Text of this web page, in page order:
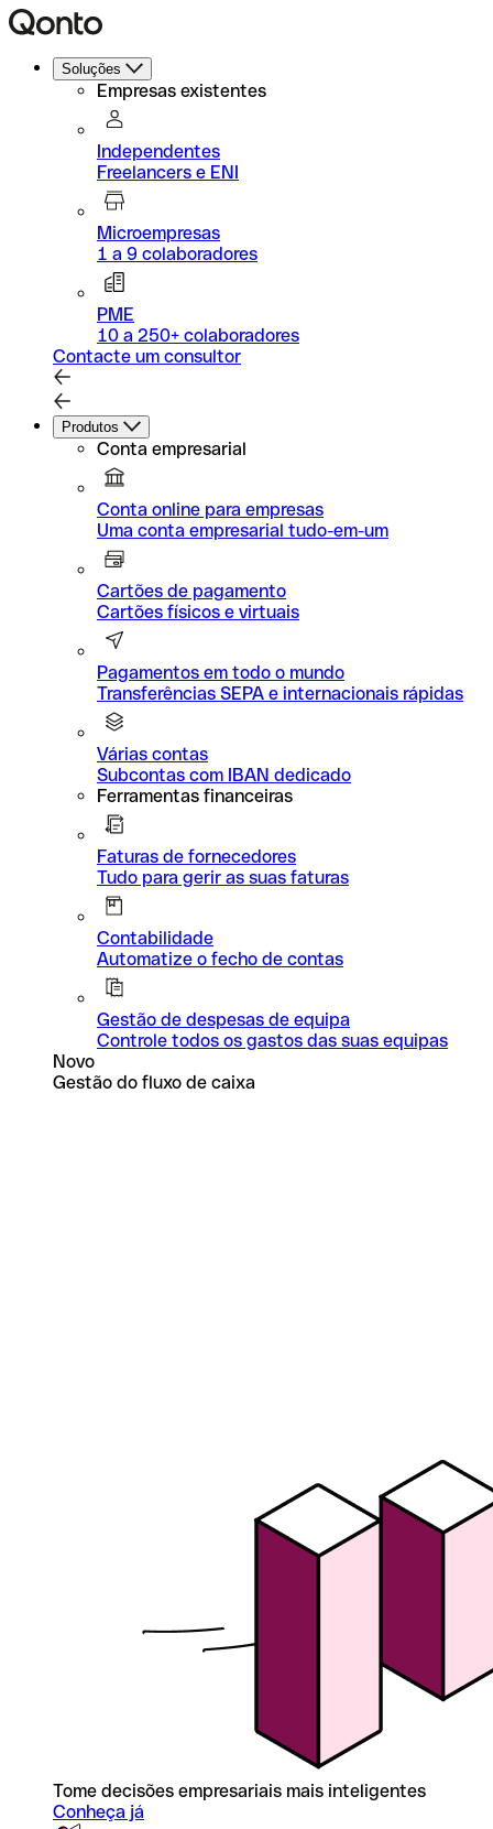
Soluções
Empresas existentes
Independentes
Freelancers e ENI
Microempresas
1 a 9 colaboradores
PME
10 a 250+ colaboradores
Contacte um consultor
Produtos
Conta empresarial
Conta online para empresas
Uma conta empresarial tudo-em-um
Cartões de pagamento
Cartões físicos e virtuais
Pagamentos em todo o mundo
Transferências SEPA e internacionais rápidas
Várias contas
Subcontas com IBAN dedicado
Ferramentas financeiras
Faturas de fornecedores
Tudo para gerir as suas faturas
Contabilidade
Automatize o fecho de contas
Gestão de despesas de equipa
Controle todos os gastos das suas equipas
Novo
Gestão do fluxo de caixa
Tome decisões empresariais mais inteligentes
Conheça já